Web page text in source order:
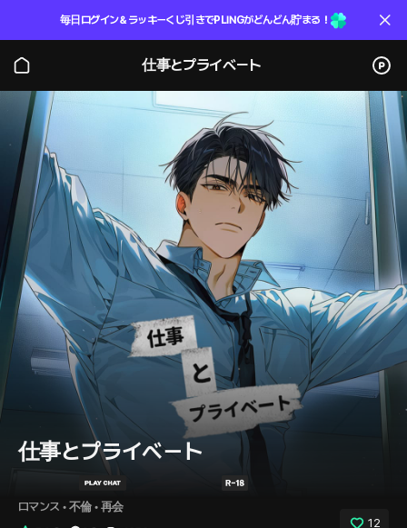
毎日ログイン＆ラッキーくじ引きでPLINGがどんどん貯まる！
仕事とプライベート
仕事とプライベート
ロマンス • 不倫 • 再会
12